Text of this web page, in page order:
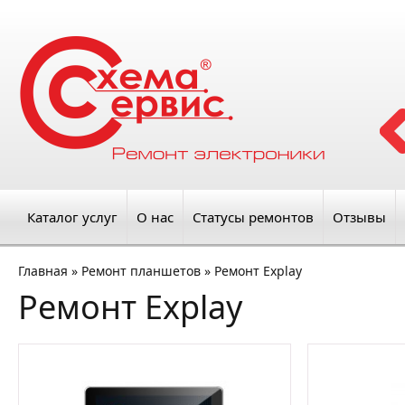
Каталог услуг О нас Статусы ремонтов Отзывы
Главная » Ремонт планшетов » Ремонт Explay
Ремонт Explay